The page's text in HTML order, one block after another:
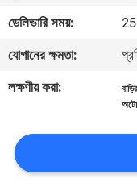
আমাদের
সাথে
যোগাযোগ
খবর
ডেলিভারি সময়:
যোগানের ক্ষমতা:
লক্ষণীয় করা: